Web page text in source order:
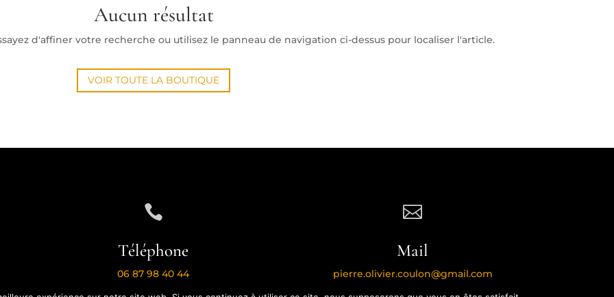
Aucun résultat
d'affiner votre recherche ou utilisez le panneau de navigation ci-dessus pour localiser l'article.
VOIR TOUTE LA BOUTIQUE

Téléphone
06 87 98 40 44

Mail
pierre.olivier.coulon@gmail.com